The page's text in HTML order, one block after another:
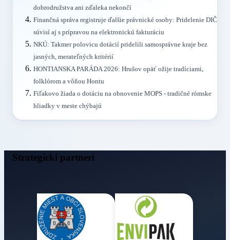
dobrodružstva ani zďaleka nekončí
Finančná správa registruje ďalšie právnické osoby: Pridelenie DIČ
súvisí aj s prípravou na elektronickú fakturáciu
NKÚ: Takmer polovicu dotácií pridelili samosprávne kraje bez
jasných, merateľných kritérií
HONTIANSKA PARÁDA 2026: Hrušov opäť ožije tradíciami,
folklórom a vôňou Hontu
Fiľakovo žiada o dotáciu na obnovenie MOPS - tradičné rómske
hliadky v meste chýbajú
Strategickí partneri